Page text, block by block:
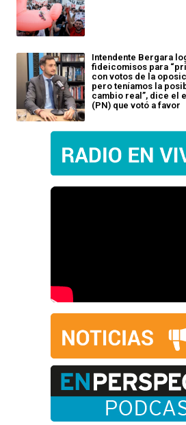
Intendente Bergara
fideicomisos para
con votos de la
pero teníamos la
cambio real”, dice el
(PN) que votó a favor